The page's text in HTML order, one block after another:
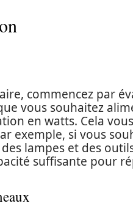
commencez par
vous souhaitez
en watts. Cela
exemple, si vous
lampes et des
suffisante pour